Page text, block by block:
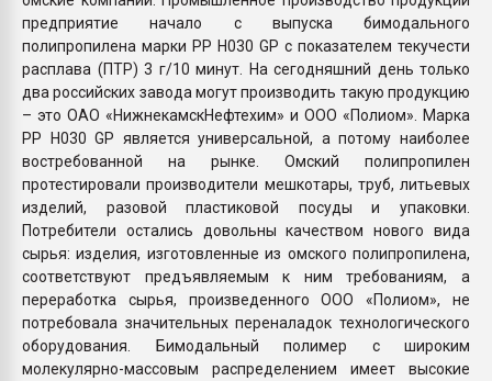
предприятие начало с выпуска бимодального
полипропилена марки PP H030 GP с показателем текучести
расплава (ПТР) 3 г/10 минут. На сегодняшний день только
два российских завода могут производить такую продукцию
– это ОАО «НижнекамскНефтехим» и ООО «Полиом». Марка
PP H030 GP является универсальной, а потому наиболее
востребованной на рынке. Омский полипропилен
протестировали производители мешкотары, труб, литьевых
изделий, разовой пластиковой посуды и упаковки.
Потребители остались довольны качеством нового вида
сырья: изделия, изготовленные из омского полипропилена,
соответствуют предъявляемым к ним требованиям, а
переработка сырья, произведенного ООО «Полиом», не
потребовала значительных переналадок технологического
оборудования. Бимодальный полимер с широким
молекулярно-массовым распределением имеет высокие